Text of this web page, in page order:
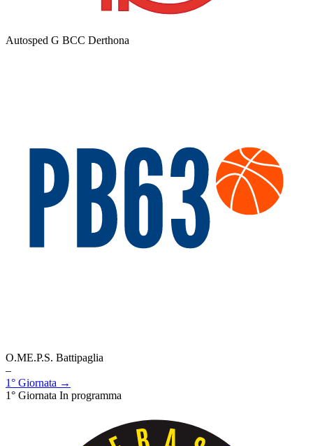
Autosped G BCC Derthona
O.ME.P.S. Battipaglia
–
1° Giornata →
1° Giornata In programma